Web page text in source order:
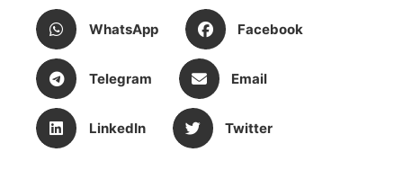
WhatsApp Facebook
Telegram Email
LinkedIn Twitter